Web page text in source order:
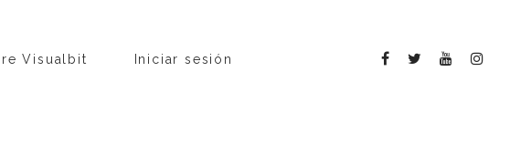
Visualbit Iniciar sesión